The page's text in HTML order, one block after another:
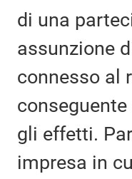
di una
assunzione
connesso al
gli effetti.
impresa in